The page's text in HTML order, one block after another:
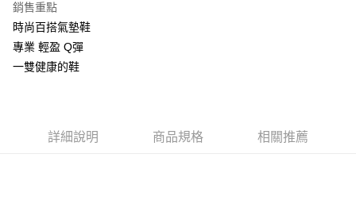
ATM付款
付款後萊爾富取貨
銷售重點
時尚百搭氣墊鞋
專業 輕盈 Q彈
一雙健康的鞋
詳細說明 商品規格 相關推薦